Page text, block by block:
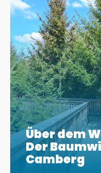
Über dem
Der
Camberg